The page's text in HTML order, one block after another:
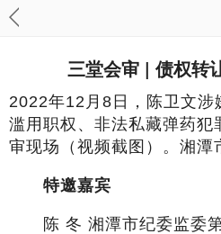
三堂会审 | 债权转
2022年12月8日，陈卫文涉
滥用职权、非法私藏弹药犯
审现场（视频截图）。湘潭
特邀嘉宾
陈 冬 湘潭市纪委监委第